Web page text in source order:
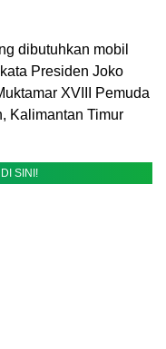
dibutuhkan mobil
Presiden Joko
XVIII Pemuda
Kalimantan Timur
SINI!